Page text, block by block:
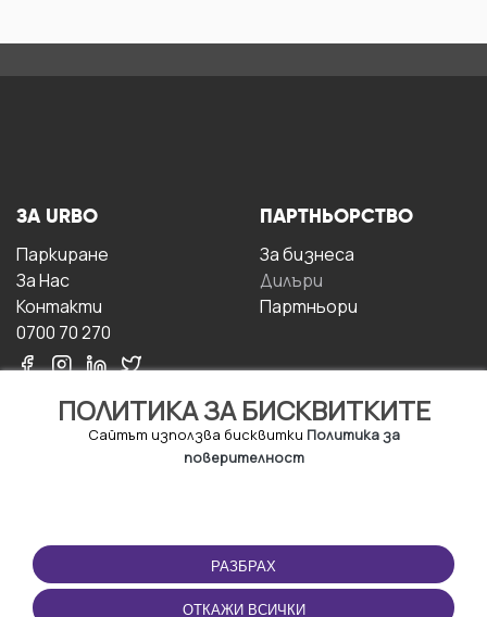
ПОЛИТИКА ЗА БИСКВИТКИТЕ
Сайтът използва бисквитки Политика за
поверителност
РАЗБРАХ
ОТКАЖИ ВСИЧКИ
ЗА URBO
Паркиране
За Hас
Контакти
0700 70 270
ПАРТНЬОРСТВО
За бизнесa
Дилъри
Партньори
ПОЛЗВАНЕ
Правила и условия за
ползване
ПРИЛОЖЕНИЕТО